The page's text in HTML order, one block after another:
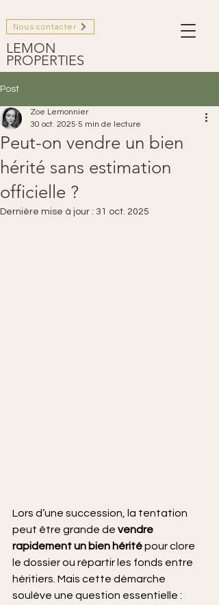
LEMON
PROPERTIES
Nous contacter
Post
Peut-on vendre un bien
hérité sans estimation
officielle ?
Zoe Lemonnier
30 oct. 2025 5 min de lecture
Dernière mise à jour : 31 oct. 2025
Lors d’une succession, la tentation
peut être grande de vendre
rapidement un bien hérité pour clore
le dossier ou répartir les fonds entre
héritiers. Mais cette démarche
soulève une question essentielle :